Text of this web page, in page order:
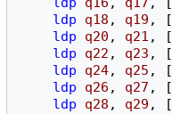
ldp
q18 , q19 , [
ldp
q20 , q21 , [
ldp
q22 , q23 , [
ldp
q24, q25 , [
ldp
q26 , q27 , [
ldp
q28 , q29 , [